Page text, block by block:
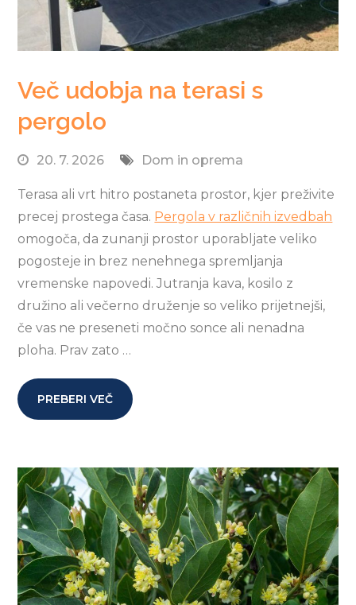
Več udobja na terasi s
pergolo
20. 7. 2026 Dom in oprema
Terasa ali vrt hitro postaneta prostor, kjer preživite
precej prostega časa. Pergola v različnih izvedbah
omogoča, da zunanji prostor uporabljate veliko
pogosteje in brez nenehnega spremljanja
vremenske napovedi. Jutranja kava, kosilo z
družino ali večerno druženje so veliko prijetnejši,
če vas ne preseneti močno sonce ali nenadna
ploha. Prav zato …
PREBERI VEČ